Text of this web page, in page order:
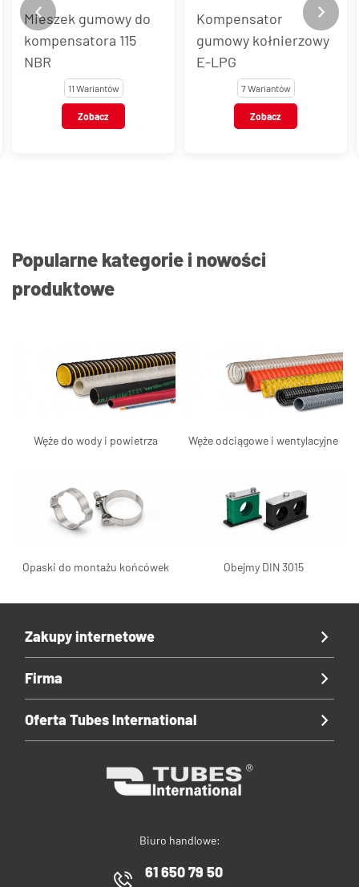
Mieszek gumowy do
kompensatora 115
NBR
11 Wariantów
Zobacz
Kompensator
gumowy kołnierzowy
E-LPG
7 Wariantów
Zobacz
Popularne kategorie i nowości
produktowe
Węże do wody i powietrza Węże odciągowe i wentylacyjne
Opaski do montażu końcówek Obejmy DIN 3015
Biuro handlowe:
61 650 79 50
Zakupy internetowe
Firma
Oferta Tubes International